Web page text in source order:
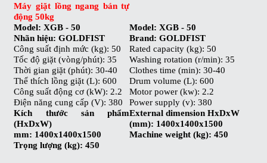
Máy giặt lồng ngang bán tự
động 50kg
Model: XGB - 50
Nhãn hiệu: GOLDFIST
Công suất định mức (kg): 50
Tốc độ giặt (vòng/phút): 35
Thời gian giặt (phút): 30-40
Thể thích lồng giặt (L): 600
Công suất động cơ (kW): 2.2
Điện năng cung cấp (V): 380
Kích thước sản phẩm
(HxDxW)
mm: 1400x1400x1500
Trọng lượng (kg): 450
Model: XGB - 50
Brand: GOLDFIST
Rated capacity (kg): 50
Washing rotation (r/min): 35
Clothes time (min): 30-40
Drum volume (L): 600
Motor power (kw): 2.2
Power supply (v): 380
External dimension HxDxW
(mm): 1400x1400x1500
Machine weight (kg): 450